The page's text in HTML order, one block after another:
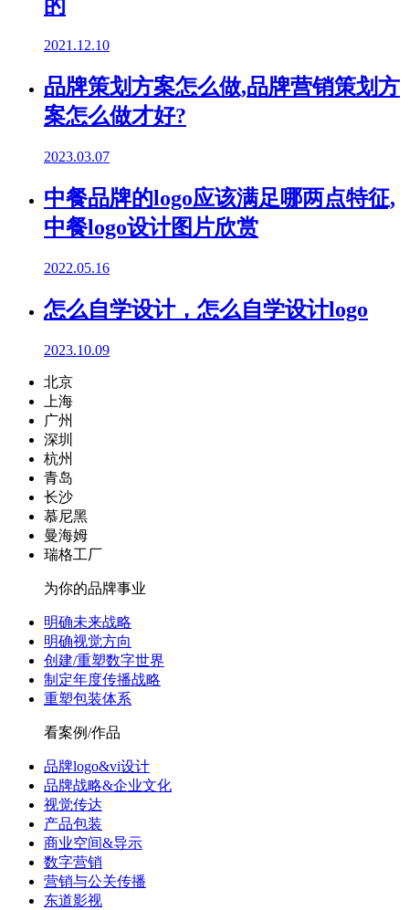
的
2021.12.10
品牌策划方案怎么做,品牌营销策划方
案怎么做才好?
2023.03.07
中餐品牌的logo应该满足哪两点特征,
中餐logo设计图片欣赏
2022.05.16
怎么自学设计，怎么自学设计logo
2023.10.09
北京
上海
广州
深圳
杭州
青岛
长沙
慕尼黑
曼海姆
瑞格工厂
为你的品牌事业
明确未来战略
明确视觉方向
创建/重塑数字世界
制定年度传播战略
重塑包装体系
看案例/作品
品牌logo&vi设计
品牌战略&企业文化
视觉传达
产品包装
商业空间&导示
数字营销
营销与公关传播
东道影视